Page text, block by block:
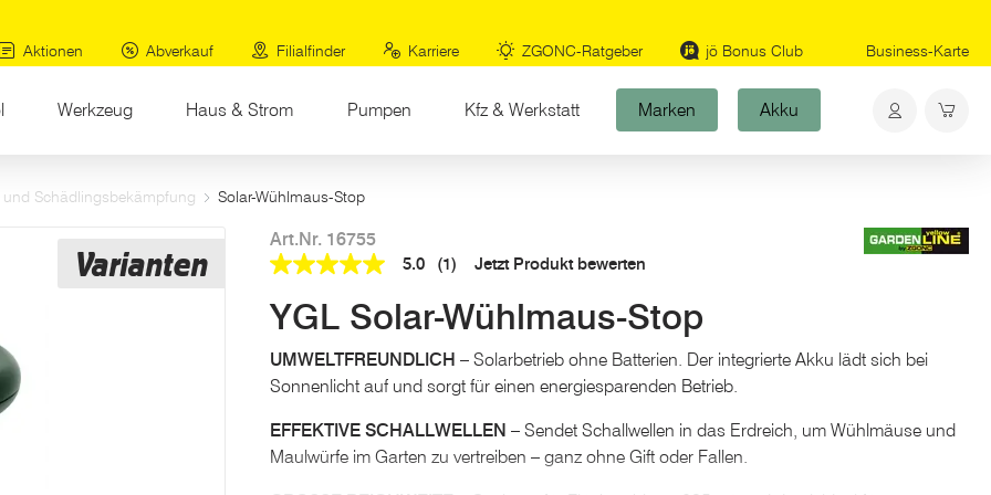
Aktionen
Abverkauf Filialfinder Karriere ZGONC-Ratgeber jö Bonus Club Business-Karte
Werkzeug Haus & Strom Pumpen Kfz & Werkstatt Marken Akku
Schädlingsbekämpfung Solar-Wühlmaus-Stop
Varianten
Art.Nr. 16755
5.0
of
5
average
rating
value.
a
Review.
Link
5.0 (1) Jetzt Produkt bewerten
YGL Solar-Wühlmaus-Stop
UMWELTFREUNDLICH – Solarbetrieb ohne Batterien. Der integrierte Akku lädt sich bei
Sonnenlicht auf und sorgt für einen energiesparenden Betrieb.
EFFEKTIVE SCHALLWELLEN – Sendet Schallwellen in das Erdreich, um Wühlmäuse und
Maulwürfe im Garten zu vertreiben – ganz ohne Gift oder Fallen.